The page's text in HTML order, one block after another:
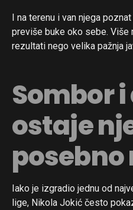
I na terenu i van njega
previše buke oko sebe. Više
rezultati nego velika pažnja
Sombor
ostaje
Iako je izgradio jednu od
lige, Nikola Jokić često